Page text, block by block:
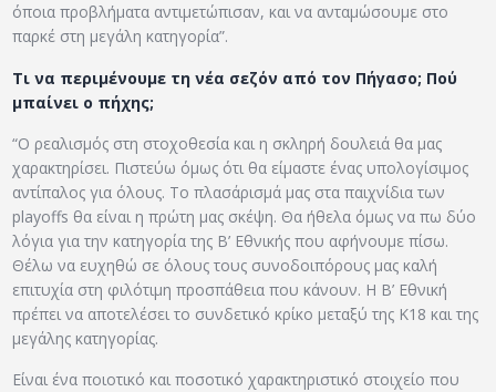
όποια προβλήματα αντιμετώπισαν, και να ανταμώσουμε στο
παρκέ στη μεγάλη κατηγορία”.
Τι να περιμένουμε τη νέα σεζόν από τον Πήγασο; Πού
μπαίνει ο πήχης;
“Ο ρεαλισμός στη στοχοθεσία και η σκληρή δουλειά θα μας
χαρακτηρίσει. Πιστεύω όμως ότι θα είμαστε ένας υπολογίσιμος
αντίπαλος για όλους. Το πλασάρισμά μας στα παιχνίδια των
playoffs θα είναι η πρώτη μας σκέψη. Θα ήθελα όμως να πω δύο
λόγια για την κατηγορία της Β’ Εθνικής που αφήνουμε πίσω.
Θέλω να ευχηθώ σε όλους τους συνοδοιπόρους μας καλή
επιτυχία στη φιλότιμη προσπάθεια που κάνουν. Η Β’ Εθνική
πρέπει να αποτελέσει το συνδετικό κρίκο μεταξύ της Κ18 και της
μεγάλης κατηγορίας.
Είναι ένα ποιοτικό και ποσοτικό χαρακτηριστικό στοιχείο που